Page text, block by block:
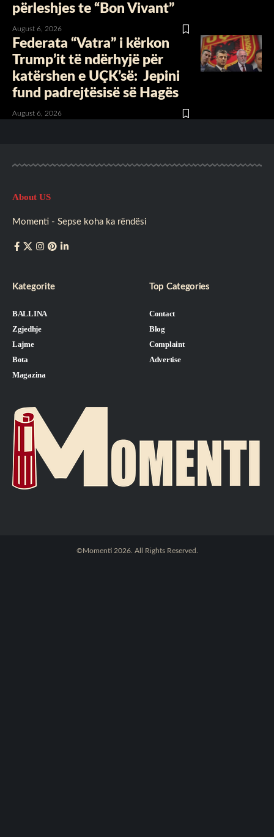
përleshjes te “Bon Vivant”
August 6, 2026
Federata “Vatra” i kërkon
Trump’it të ndërhyjë për
katërshen e UÇK’së: Jepini
fund padrejtësisë së Hagës
August 6, 2026
About US
Momenti - Sepse koha ka rëndësi
Kategorite
BALLINA
Zgjedhje
Lajme
Bota
Magazina
Top Categories
Contact
Blog
Complaint
Advertise
©Momenti 2026. All Rights Reserved.